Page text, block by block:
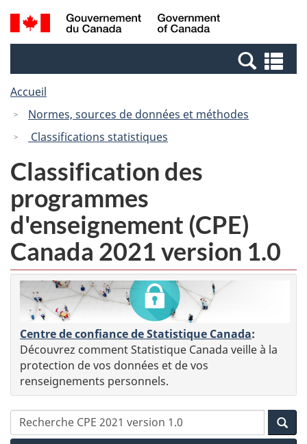
Passer
au
Passer
à
Canada
Recherche
et
et
Accueil
Normes, sources de données et méthodes
Classifications statistiques
Classification des
programmes
d'enseignement (CPE)
Canada 2021 version 1.0
Centre de confiance de Statistique Canada:
Découvrez comment Statistique Canada veille à la
protection de vos données et de vos
renseignements personnels.